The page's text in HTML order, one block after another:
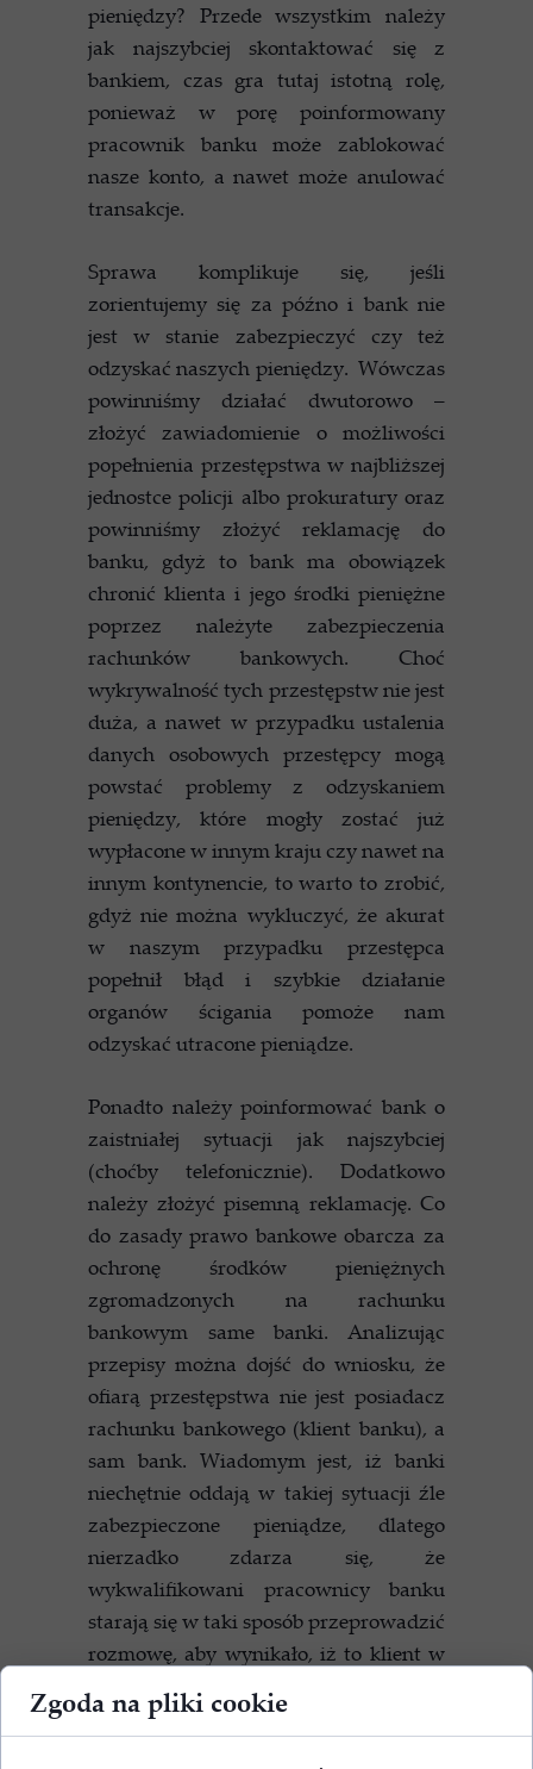
pieniędzy? Przede wszystkim należy
jak najszybciej skontaktować się z
bankiem, czas gra tutaj istotną rolę,
ponieważ w porę poinformowany
pracownik banku może zablokować
nasze konto, a nawet może anulować
transakcje.
Sprawa komplikuje się, jeśli
zorientujemy się za późno i bank nie
jest w stanie zabezpieczyć czy też
odzyskać naszych pieniędzy. Wówczas
powinniśmy działać dwutorowo –
złożyć zawiadomienie o możliwości
popełnienia przestępstwa w najbliższej
jednostce policji albo prokuratury oraz
powinniśmy złożyć reklamację do
banku, gdyż to bank ma obowiązek
chronić klienta i jego środki pieniężne
poprzez należyte zabezpieczenia
rachunków bankowych. Choć
wykrywalność tych przestępstw nie jest
duża, a nawet w przypadku ustalenia
danych osobowych przestępcy mogą
powstać problemy z odzyskaniem
pieniędzy, które mogły zostać już
wypłacone w innym kraju czy nawet na
innym kontynencie, to warto to zrobić,
gdyż nie można wykluczyć, że akurat
w naszym przypadku przestępca
popełnił błąd i szybkie działanie
organów ścigania pomoże nam
odzyskać utracone pieniądze.
Ponadto należy poinformować bank o
zaistniałej sytuacji jak najszybciej
(choćby telefonicznie). Dodatkowo
należy złożyć pisemną reklamację. Co
do zasady prawo bankowe obarcza za
ochronę środków pieniężnych
zgromadzonych na rachunku
bankowym same banki. Analizując
przepisy można dojść do wniosku, że
ofiarą przestępstwa nie jest posiadacz
rachunku bankowego (klient banku), a
sam bank. Wiadomym jest, iż banki
niechętnie oddają w takiej sytuacji źle
zabezpieczone pieniądze, dlatego
nierzadko zdarza się, że
wykwalifikowani pracownicy banku
starają się w taki sposób przeprowadzić
rozmowę, aby wynikało, iż to klient w
zaniedbań i w konsekwencji to na
Zgoda na pliki cookie